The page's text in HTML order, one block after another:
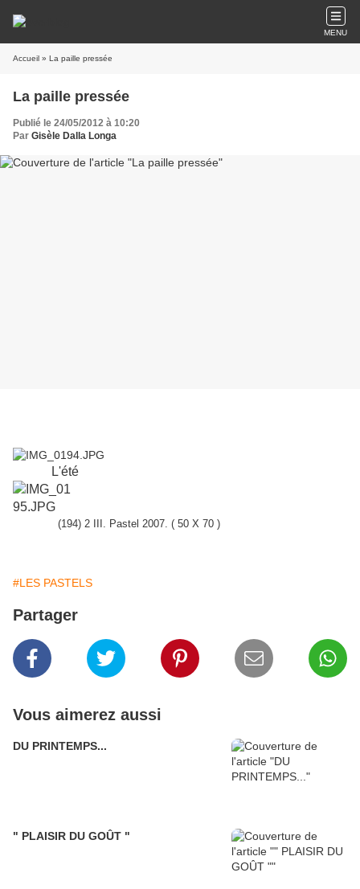
MENU
Accueil » La paille pressée
La paille pressée
Publié le 24/05/2012 à 10:20
Par Gisèle Dalla Longa
L'été
(194) 2 III. Pastel 2007. ( 50 X 70 )
#LES PASTELS
Partager
Vous aimerez aussi
DU PRINTEMPS...
" PLAISIR DU GOÛT "